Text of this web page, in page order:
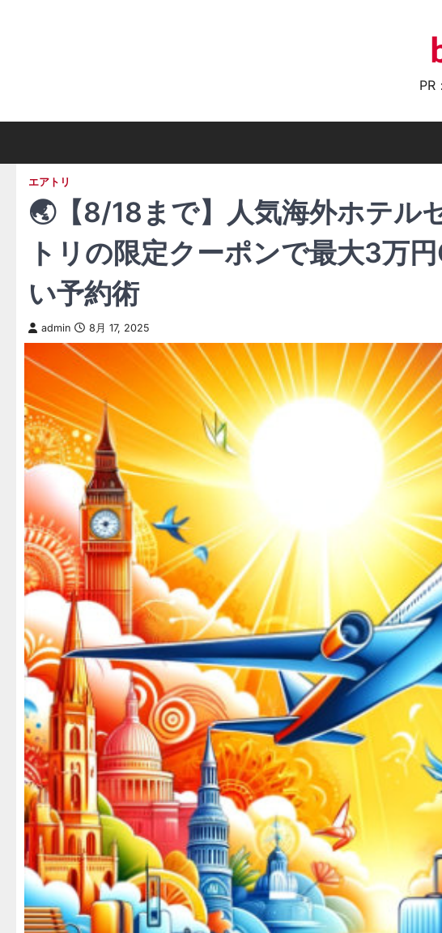
PR
エアトリ
🌏【8/18まで】人気海外ホテル
トリの限定クーポンで最大3万
い予約術
admin 8月 17, 2025